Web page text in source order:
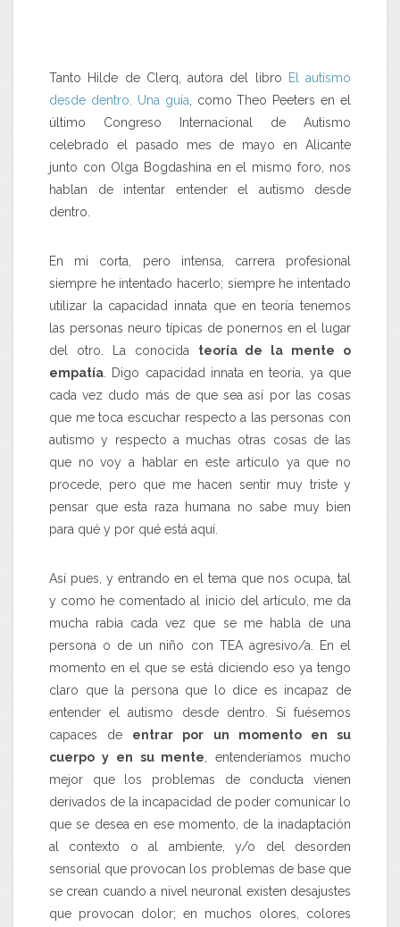
Tanto Hilde de Clerq, autora del libro
El autismo
desde dentro. Una guía , como Theo Peeters en el
último Congreso Internacional de Autismo
celebrado el pasado mes de mayo en Alicante
junto con Olga Bogdashina en el mismo foro, nos
hablan de intentar entender el autismo desde
dentro.
En mi corta, pero intensa, carrera profesional
siempre he intentado hacerlo; siempre he intentado
utilizar la capacidad innata que en teoría tenemos
las personas neuro típicas de ponernos en el lugar
del otro. La conocida teoría de la mente o
empatía . Digo capacidad innata en teoría, ya que
cada vez dudo más de que sea así por las cosas
que me toca escuchar respecto a las personas con
autismo y respecto a muchas otras cosas de las
que no voy a hablar en este artículo ya que no
procede, pero que me hacen sentir muy triste y
pensar que esta raza humana no sabe muy bien
para qué y por qué está aquí.
Así pues, y entrando en el tema que nos ocupa, tal
y como he comentado al inicio del artículo, me da
mucha rabia cada vez que se me habla de una
persona o de un niño con TEA agresivo/a. En el
momento en el que se está diciendo eso ya tengo
claro que la persona que lo dice es incapaz de
entender el autismo desde dentro. Si fuésemos
capaces de entrar por un momento en su
cuerpo y en su mente , entenderíamos mucho
mejor que los problemas de conducta vienen
derivados de la incapacidad de poder comunicar lo
que se desea en ese momento, de la inadaptación
al contexto o al ambiente, y/o del desorden
sensorial que provocan los problemas de base que
se crean cuando a nivel neuronal existen desajustes
que provocan dolor; en muchos olores, colores